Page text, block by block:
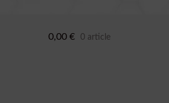
0,00 € 0 article